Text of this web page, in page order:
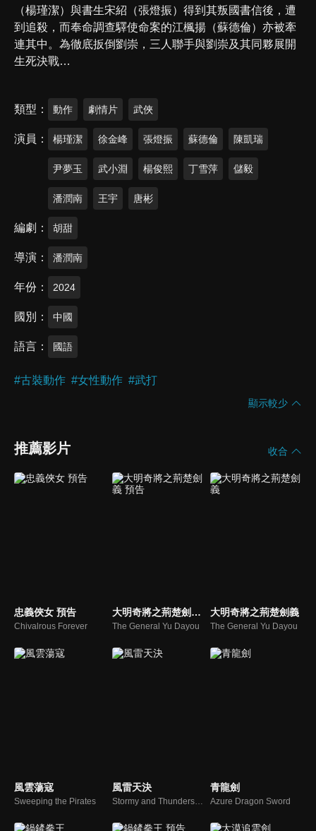
（楊瑾潔）與書生宋紹（張燈振）得到其叛國書信後，遭
到追殺，而奉命調查驛使命案的江楓揚（蘇德倫）亦被牽
連其中。為徹底扳倒劉崇，三人聯手與劉崇及其同夥展開
生死決戰…
類型 動作 劇情片 武俠
演員 楊瑾潔 徐金峰 張燈振 蘇德倫 陳凱瑞
尹夢玉 武小淵 楊俊熙 丁雪萍 儲毅
潘潤南 王宇 唐彬
編劇 胡甜
導演 潘潤南
年份 2024
國別 中國
語言 國語
#古裝動作 #女性動作 #武打
顯示較少
推薦影片 收合
忠義俠女 預告
Chivalrous Forever
大明奇將之荊楚劍義 預告
The General Yu Dayou
大明奇將之荊楚劍義
The General Yu Dayou
風雲蕩寇
Sweeping the Pirates
風雷天決
Stormy and Thunderstorm
青龍劍
Azure Dragon Sword